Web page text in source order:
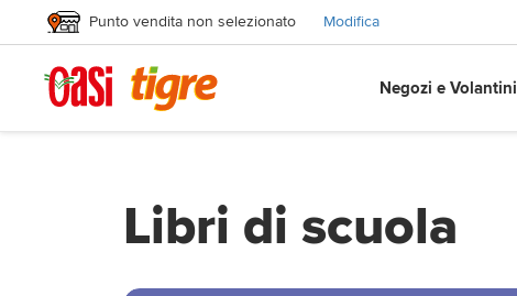
Punto vendita non selezionato Modifica
Negozi e Volantini
Libri di scuola